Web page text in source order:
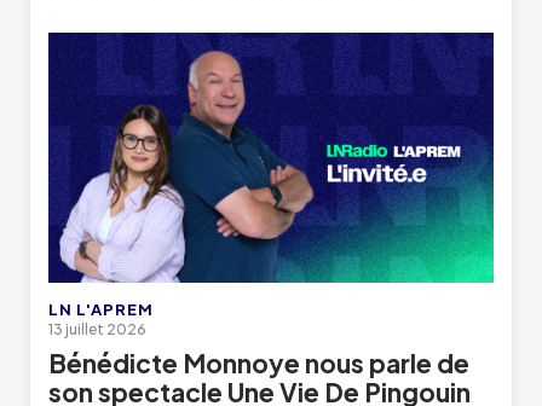
LN L'APREM
13 juillet 2026
Bénédicte Monnoye nous parle de
son spectacle Une Vie De Pingouin